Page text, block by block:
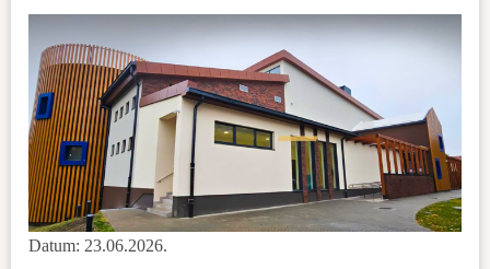
podršku
opštine
Datum: 23.06.2026.